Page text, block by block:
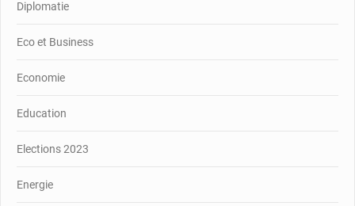
Diplomatie
Eco et Business
Economie
Education
Elections 2023
Energie